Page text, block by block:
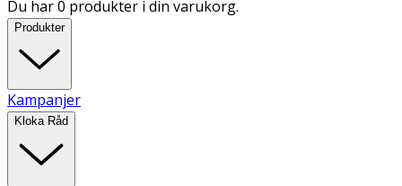
Du har 0 produkter i din varukorg.
Produkter
Kampanjer
Kloka Råd